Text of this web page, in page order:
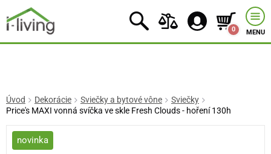
0 MENU
Úvod Dekorácie Sviečky a bytové vône
Sviečky
Price's MAXI vonná svíčka ve skle Fresh Clouds - hoření 130h
novinka